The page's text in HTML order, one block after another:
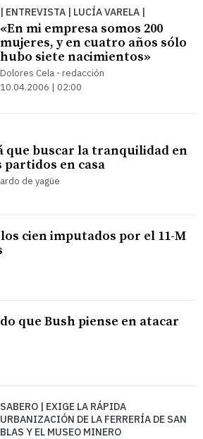
| ENTREVISTA | LUCÍA VARELA |
«En mi empresa somos 200
mujeres, y en cuatro años sólo
hubo siete nacimientos»
Dolores Cela - redacción
10.04.2006 | 02:00
que buscar la tranquilidad en
en casa
de yagüe
cien imputados por el 11-M
que Bush piense en atacar
SABERO | EXIGE LA RÁPIDA
URBANIZACIÓN DE LA FERRERÍA DE SAN
BLAS Y EL MUSEO MINERO